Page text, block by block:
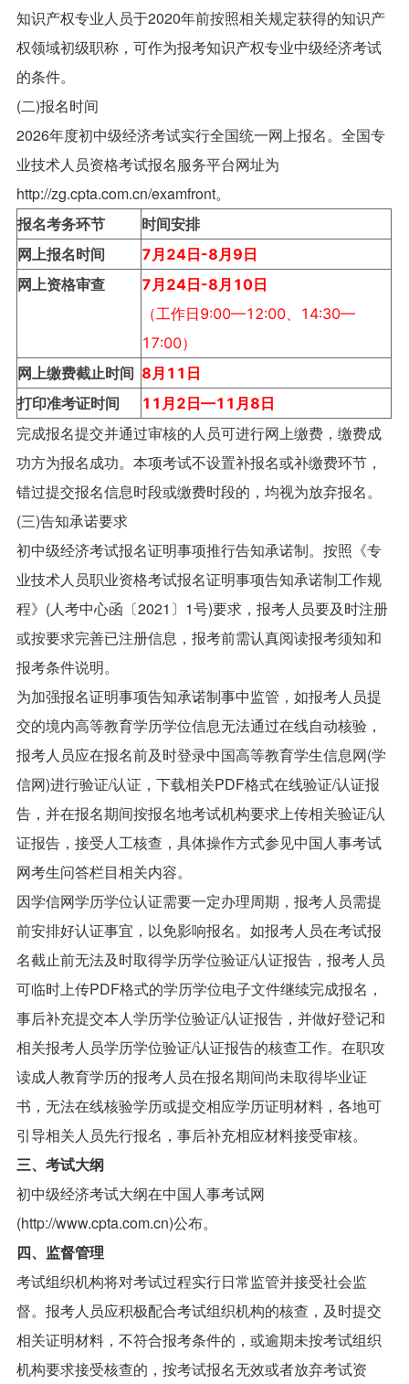
知识产权专业人员于2020年前按照相关规定获得的知识产
权领域初级职称，可作为报考知识产权专业中级经济考试
的条件。
(二)报名时间
2026年度初中级经济考试实行全国统一网上报名。全国专
业技术人员资格考试报名服务平台网址为
http://zg.cpta.com.cn/examfront。
报名考务环节
时间安排
网上报名时间
7 月24日-8月9日
网上资格审查
7 月24日-8月10日
（工作日9:00—12:00、14:30—
17:00）
网上缴费截止时间 8 月11日
打印准考证时间
11 月2日—11月8日
完成报名提交并通过审核的人员可进行网上缴费，缴费成
功方为报名成功。本项考试不设置补报名或补缴费环节，
错过提交报名信息时段或缴费时段的，均视为放弃报名。
(三)告知承诺要求
初中级经济考试报名证明事项推行告知承诺制。按照《专
业技术人员职业资格考试报名证明事项告知承诺制工作规
程》(人考中心函〔2021〕1号)要求，报考人员要及时注册
或按要求完善已注册信息，报考前需认真阅读报考须知和
报考条件说明。
为加强报名证明事项告知承诺制事中监管，如报考人员提
交的境内高等教育学历学位信息无法通过在线自动核验，
报考人员应在报名前及时登录中国高等教育学生信息网(学
信网)进行验证/认证，下载相关PDF格式在线验证/认证报
告，并在报名期间按报名地考试机构要求上传相关验证/认
证报告，接受人工核查，具体操作方式参见中国人事考试
网考生问答栏目相关内容。
因学信网学历学位认证需要一定办理周期，报考人员需提
前安排好认证事宜，以免影响报名。如报考人员在考试报
名截止前无法及时取得学历学位验证/认证报告，报考人员
可临时上传PDF格式的学历学位电子文件继续完成报名，
事后补充提交本人学历学位验证/认证报告，并做好登记和
相关报考人员学历学位验证/认证报告的核查工作。在职攻
读成人教育学历的报考人员在报名期间尚未取得毕业证
书，无法在线核验学历或提交相应学历证明材料，各地可
引导相关人员先行报名，事后补充相应材料接受审核。
三、考试大纲
初中级经济考试大纲在中国人事考试网
(http://www.cpta.com.cn)公布。
四、监督管理
考试组织机构将对考试过程实行日常监管并接受社会监
督。报考人员应积极配合考试组织机构的核查，及时提交
相关证明材料，不符合报考条件的，或逾期未按考试组织
机构要求接受核查的，按考试报名无效或者放弃考试资